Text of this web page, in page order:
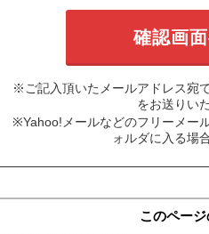
※ご記入頂いたメールアドレス宛
をお送りい
※Yahoo!メールなどのフリーメー
ォルダに入る場
このペー